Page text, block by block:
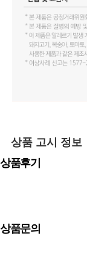
상품 고시 정보
상품후기
상품문의